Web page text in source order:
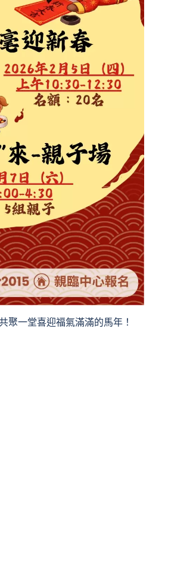
聚一堂喜迎福氣滿滿的馬年！